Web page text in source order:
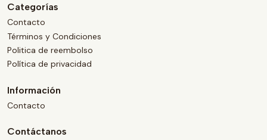
Categorías
Contacto
Términos y Condiciones
Politica de reembolso
Política de privacidad
Información
Contacto
Contáctanos